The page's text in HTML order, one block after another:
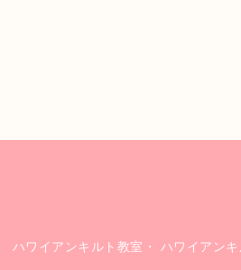
ハワイアンキルト教室・ ハワイアン